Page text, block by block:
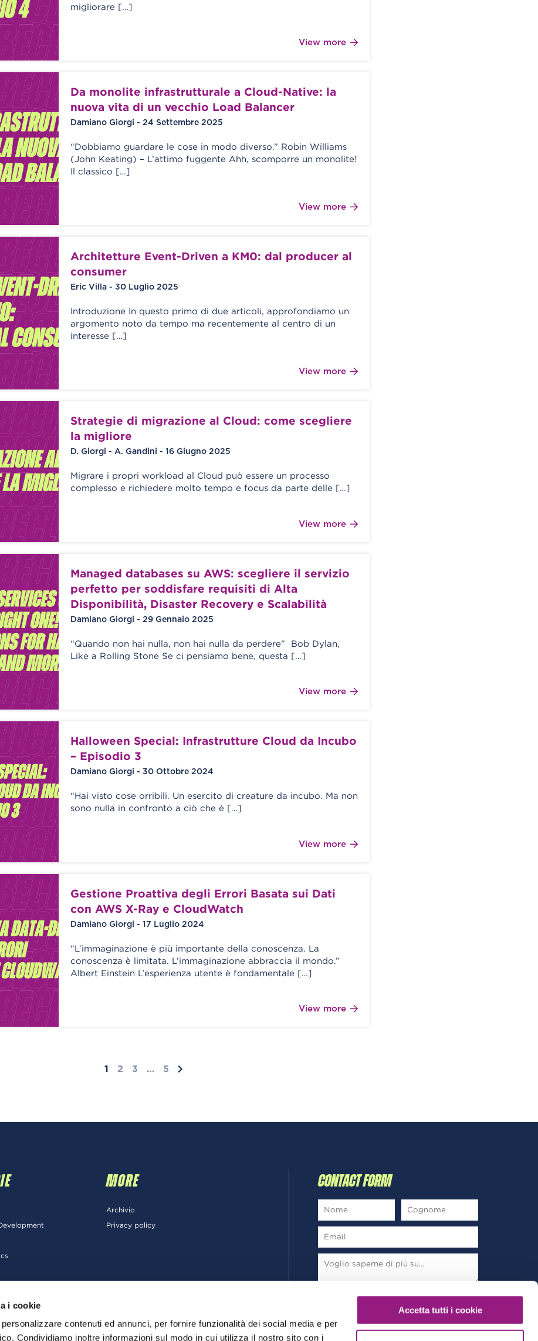
i cookie
contenuti ed annunci, per fornire funzionalità dei social media e per
Condividiamo inoltre informazioni sul modo in cui utilizza il nostro sito con i
Accetta tutti i cookie
migliorare […]
View more
Da monolite infrastrutturale a Cloud-Native: la
nuova vita di un vecchio Load Balancer
Damiano Giorgi - 24 Settembre 2025
“Dobbiamo guardare le cose in modo diverso.” Robin Williams
(John Keating) – L’attimo fuggente Ahh, scomporre un monolite!
Il classico […]
View more
Architetture Event-Driven a KM0: dal producer al
consumer
Eric Villa - 30 Luglio 2025
Introduzione In questo primo di due articoli, approfondiamo un
argomento noto da tempo ma recentemente al centro di un
interesse […]
View more
Strategie di migrazione al Cloud: come scegliere
la migliore
D. Giorgi - A. Gandini - 16 Giugno 2025
Migrare i propri workload al Cloud può essere un processo
complesso e richiedere molto tempo e focus da parte delle […]
View more
Managed databases su AWS: scegliere il servizio
perfetto per soddisfare requisiti di Alta
Disponibilità, Disaster Recovery e Scalabilità
Damiano Giorgi - 29 Gennaio 2025
“Quando non hai nulla, non hai nulla da perdere” Bob Dylan,
Like a Rolling Stone Se ci pensiamo bene, questa […]
View more
Halloween Special: Infrastrutture Cloud da Incubo
– Episodio 3
Damiano Giorgi - 30 Ottobre 2024
“Hai visto cose orribili. Un esercito di creature da incubo. Ma non
sono nulla in confronto a ciò che è […]
View more
Gestione Proattiva degli Errori Basata sui Dati
con AWS X-Ray e CloudWatch
Damiano Giorgi - 17 Luglio 2024
“L’immaginazione è più importante della conoscenza. La
conoscenza è limitata. L’immaginazione abbraccia il mondo.”
Albert Einstein L’esperienza utente è fondamentale […]
View more
1 2 3 … 5
MORE
Archivio
Privacy policy
CONTACT FORM